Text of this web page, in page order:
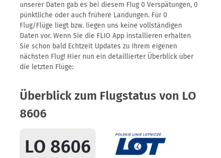
unserer Daten gab es bei diesem Flug 0 Verspätungen, 0
pünktliche oder auch frühere Landungen. Für 0
Flug/Flüge liegt bzw. liegen uns keine vollständigen
Daten vor. Wenn Sie die FLIO App installieren erhalten
Sie schon bald Echtzeit Updates zu Ihrem eigenen
nächsten Flug! Hier nun ein detaillierter Überblick über
die letzten Flüge:
Überblick zum Flugstatus von LO
8606
LO 8606